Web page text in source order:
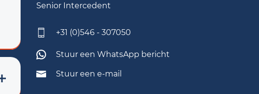
Senior Intercedent
+31 (0)546 - 307050
Stuur een WhatsApp bericht
Stuur een e-mail